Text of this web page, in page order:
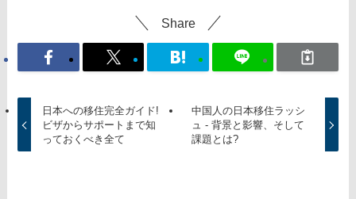
Share
日本への移住完全ガイド!
ビザからサポートまで知
っておくべき全て
中国人の日本移住ラッシ
ュ - 背景と影響、そして
課題とは?